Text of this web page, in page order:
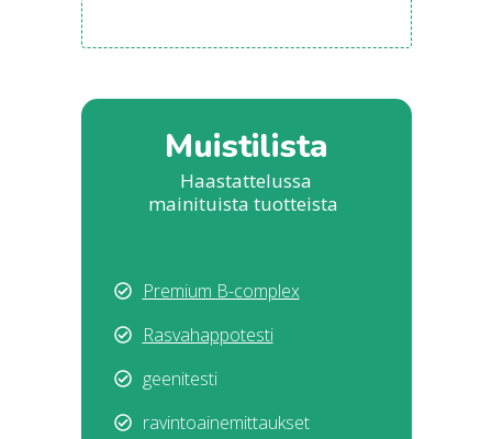
Muistilista
Haastattelussa
mainituista tuotteista
Premium B-complex
Rasvahappotesti
geenitesti
ravintoainemittaukset